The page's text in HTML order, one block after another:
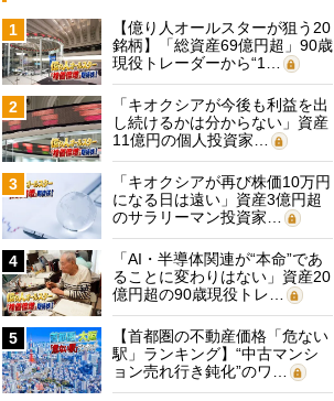
1
【億り人オールスターが狙う20
銘柄】「総資産69億円超」90歳
現役トレーダーから“1…
2
「キオクシアが今後も利益を出
し続けるかは分からない」資産
11億円の個人投資家…
3
「キオクシアが再び株価10万円
になる日は遠い」資産3億円超
のサラリーマン投資家…
4
「AI・半導体関連が“本命”であ
ることに変わりはない」資産20
億円超の90歳現役トレ…
5
【首都圏の不動産価格「危ない
駅」ランキング】“中古マンシ
ョン売れ行き鈍化”のワ…